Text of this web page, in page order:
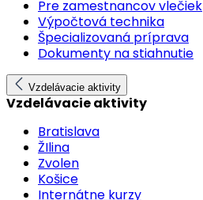
Pre zamestnancov vlečiek
Výpočtová technika
Špecializovaná príprava
Dokumenty na stiahnutie
Vzdelávacie aktivity
Vzdelávacie aktivity
Bratislava
ŽIlina
Zvolen
Košice
Internátne kurzy